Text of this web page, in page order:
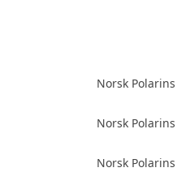
Norsk
Norsk
Norsk